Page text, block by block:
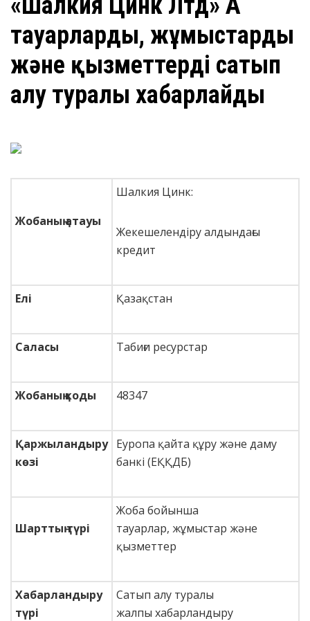
тауарларды, жұмыстарды
және қызметтерді сатып
алу туралы хабарлайды
Жобаның атауы
Шалкия Цинк:
Жекешелендіру алдындағы
кредит
Елі Қазақстан
Саласы Табиғи ресурстар
Жобаның коды 48347
Қаржыландыру
көзі
Еуропа қайта құру және даму
банкі (ЕҚҚДБ)
Шарттың түрі
Жоба бойынша
тауарлар, жұмыстар және
қызметтер
Хабарландыру
түрі
Сатып алу туралы
жалпы хабарландыру